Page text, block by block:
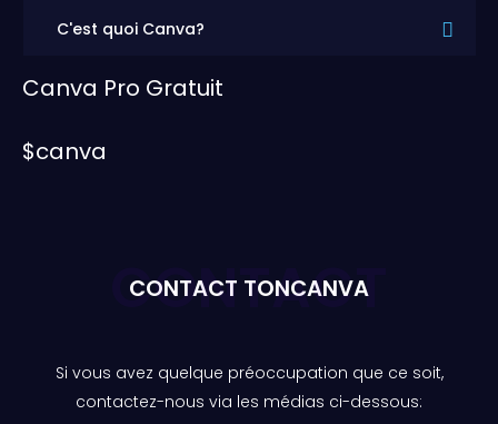
C'est quoi Canva?
Canva Pro Gratuit
$canva
CONTACT TONCANVA
CONTACT
Si vous avez quelque préoccupation que ce soit,
contactez-nous via les médias ci-dessous: